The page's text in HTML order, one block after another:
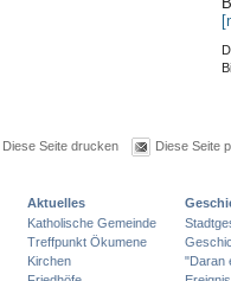
Diese Seite drucken Diese Seite
Aktuelles
Katholische Gemeinde
Treffpunkt Ökumene
Kirchen
"Daran